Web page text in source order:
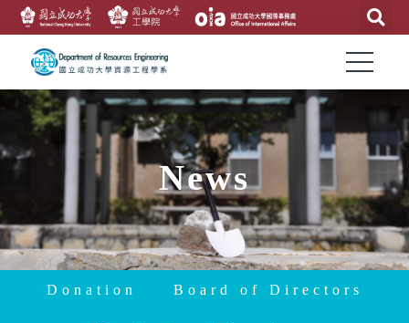
News
Donation Board of Directors